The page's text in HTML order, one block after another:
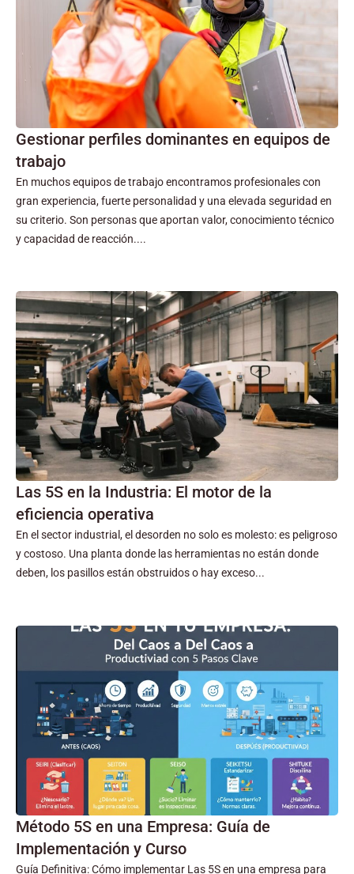
Gestionar perfiles dominantes en equipos de
trabajo
En muchos equipos de trabajo encontramos profesionales con
gran experiencia, fuerte personalidad y una elevada seguridad en
su criterio. Son personas que aportan valor, conocimiento técnico
y capacidad de reacción....
Las 5S en la Industria: El motor de la
eficiencia operativa
En el sector industrial, el desorden no solo es molesto: es peligroso
y costoso. Una planta donde las herramientas no están donde
deben, los pasillos están obstruidos o hay exceso...
Método 5S en una Empresa: Guía de
Implementación y Curso
Guía Definitiva: Cómo implementar Las 5S en una empresa para